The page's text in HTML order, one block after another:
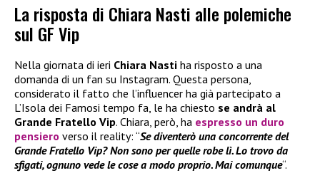
La risposta di Chiara Nasti alle polemiche
sul GF Vip
Nella giornata di ieri Chiara Nasti ha risposto a una
domanda di un fan su Instagram. Questa persona,
considerato il fatto che l’influencer ha già partecipato a
L’Isola dei Famosi tempo fa, le ha chiesto se andrà al
Grande Fratello Vip. Chiara, però, ha espresso un duro
pensiero verso il reality: “Se diventerò una concorrente del
Grande Fratello Vip? Non sono per quelle robe lì. Lo trovo da
sfigati, ognuno vede le cose a modo proprio. Mai comunque“.